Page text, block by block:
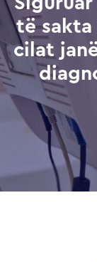
të sakta
cilat